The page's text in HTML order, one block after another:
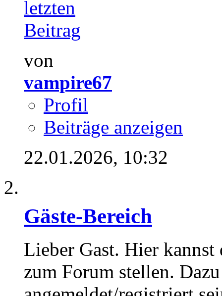
von
vampire67
Profil
Beiträge anzeigen
22.01.2026, 10:32
Gäste-Bereich
Lieber Gast. Hier kannst
zum Forum stellen.